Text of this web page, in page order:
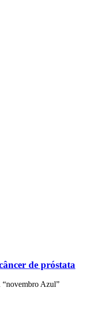
de próstata
“novembro Azul”